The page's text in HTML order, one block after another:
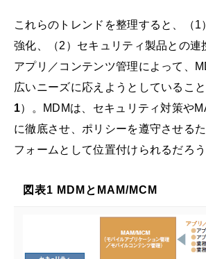
これらのトレンドを整理すると、（1
強化、（2）セキュリティ製品との連
アプリ／コンテンツ管理によって、
広いニーズに応えようとしているこ
1）。MDMは、セキュリティ対策や
に徹底させ、ポリシーを遵守させる
フォームとして位置付けられるだろう
図表1 MDMとMAM/MCM